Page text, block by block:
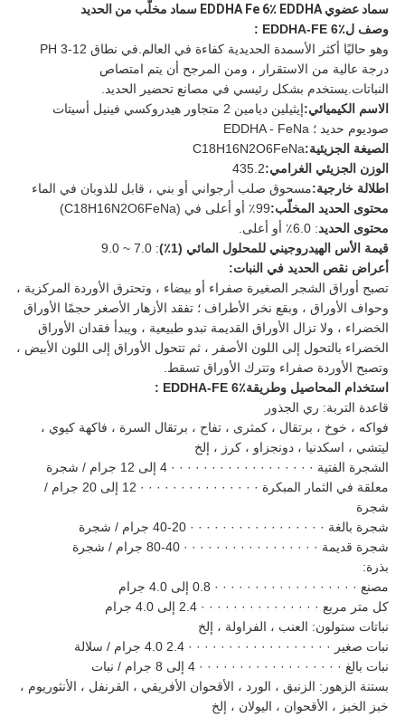
سماد عضوي EDDHA Fe 6٪ EDDHA سماد مخلّب من الحديد
وصف لEDDHA-FE 6٪ :
وهو حاليًا أكثر الأسمدة الحديدية كفاءة في العالم.في نطاق PH 3-12
درجة عالية من الاستقرار ، ومن المرجح أن يتم امتصاص
النباتات.يستخدم بشكل رئيسي في مصانع تحضير الحديد.
الاسم الكيميائي:
إيثيلين ديامين 2 متجاور هيدروكسي فينيل أسيتات
صوديوم حديد ؛ EDDHA - FeNa
الصيغة الجزيئية:C18H16N2O6FeNa
الوزن الجزيئي الغرامي:435.2
اطلالة خارجية:مسحوق صلب أرجواني أو بني ، قابل للذوبان في الماء
محتوى الحديد المخلّب:99٪ أو أعلى في (C18H16N2O6FeNa)
محتوى الحديد: 6.0٪ أو أعلى.
قيمة الأس الهيدروجيني للمحلول المائي (1٪)
: 7.0 ~ 9.0
أعراض نقص الحديد في النبات:
تصبح أوراق الشجر الصغيرة صفراء أو بيضاء ، وتحترق الأوردة المركزية ،
وحواف الأوراق ، وبقع نخر الأطراف ؛ تفقد الأزهار الأصغر حجمًا الأوراق
الخضراء ، ولا تزال الأوراق القديمة تبدو طبيعية ، ويبدأ فقدان الأوراق
الخضراء بالتحول إلى اللون الأصفر ، ثم تتحول الأوراق إلى اللون الأبيض ،
وتصبح الأوردة صفراء وتترك الأوراق تسقط.
استخدام المحاصيل وطريقةEDDHA-FE 6٪ :
قاعدة التربة: ري الجذور
فواكه ، خوخ ، برتقال ، كمثرى ، تفاح ، برتقال السرة ، فاكهة كيوي ،
ليتشي ، اسكدنيا ، دونجزاو ، كرز ، إلخ
الشجرة الفتية · · · · · · · · · · · · · · · · · · 4 إلى 12 جرام / شجرة
معلقة في الثمار المبكرة · · · · · · · · · · · · · · · 12 إلى 20 جرام /
شجرة
شجرة بالغة · · · · · · · · · · · · · · · · · 20-40 جرام / شجرة
شجرة قديمة · · · · · · · · · · · · · · · · · 40-80 جرام / شجرة
بذرة:
مصنع · · · · · · · · · · · · · · · · · · 0.8 إلى 4.0 جرام
كل متر مربع · · · · · · · · · · · · · · · 2.4 إلى 4.0 جرام
نباتات ستولون: العنب ، الفراولة ، إلخ
نبات صغير · · · · · · · · · · · · · · · · · · 2.4 4.0 جرام / سلالة
نبات بالغ · · · · · · · · · · · · · · · · · · 4 إلى 8 جرام / نبات
بستنة الزهور: الزنبق ، الورد ، الأقحوان الأفريقي ، القرنفل ، الأنثوريوم ،
خبز الخبز ، الأقحوان ، اليولان ، إلخ